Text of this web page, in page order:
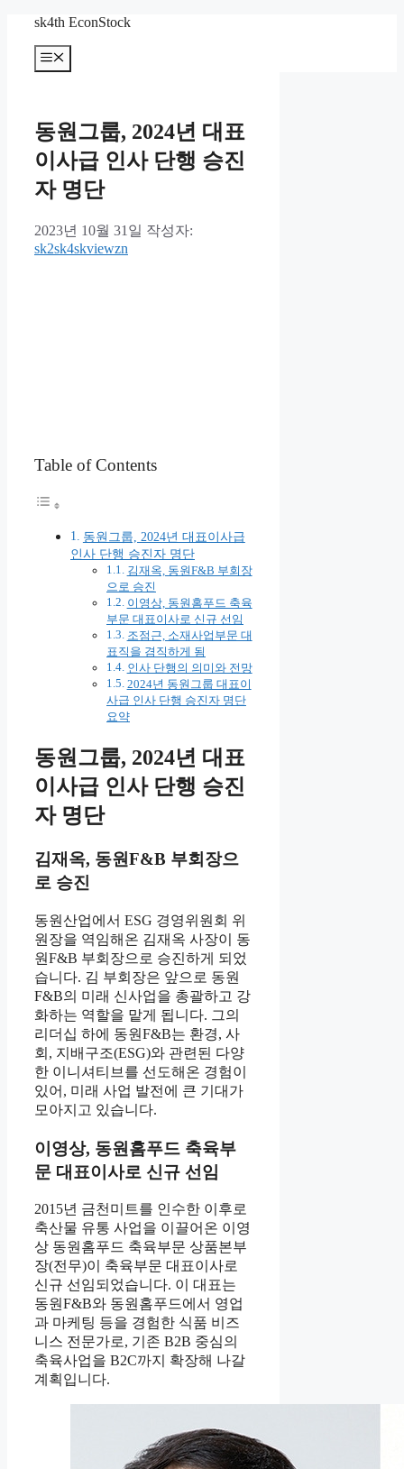
sk4th EconStock
메
뉴
동원그룹, 2024년 대표
이사급 인사 단행 승진
자 명단
2023년 10월 31일 작성자:
sk2sk4skviewzn
Table of Contents
동원그룹, 2024년 대표이사급
인사 단행 승진자 명단
김재옥, 동원F&B 부회장
으로 승진
이영상, 동원홈푸드 축육
부문 대표이사로 신규 선임
조점근, 소재사업부문 대
표직을 겸직하게 됨
인사 단행의 의미와 전망
2024년 동원그룹 대표이
사급 인사 단행 승진자 명단
요약
동원그룹, 2024년 대표
이사급 인사 단행 승진
자 명단
김재옥, 동원F&B 부회장으
로 승진
동원산업에서 ESG 경영위원회 위
원장을 역임해온 김재옥 사장이 동
원F&B 부회장으로 승진하게 되었
습니다. 김 부회장은 앞으로 동원
F&B의 미래 신사업을 총괄하고 강
화하는 역할을 맡게 됩니다. 그의
리더십 하에 동원F&B는 환경, 사
회, 지배구조(ESG)와 관련된 다양
한 이니셔티브를 선도해온 경험이
있어, 미래 사업 발전에 큰 기대가
모아지고 있습니다.
이영상, 동원홈푸드 축육부
문 대표이사로 신규 선임
2015년 금천미트를 인수한 이후로
축산물 유통 사업을 이끌어온 이영
상 동원홈푸드 축육부문 상품본부
장(전무)이 축육부문 대표이사로
신규 선임되었습니다. 이 대표는
동원F&B와 동원홈푸드에서 영업
과 마케팅 등을 경험한 식품 비즈
니스 전문가로, 기존 B2B 중심의
축육사업을 B2C까지 확장해 나갈
계획입니다.